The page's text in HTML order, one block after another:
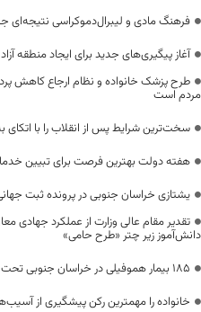
فرهنگ مادی و لیبرال‌دموکراسی نتیجه‌ای
آغاز پیگیری‌های جدید برای ایجاد منطقه
طرح پزشک خانواده و نظام ارجاع کاهش
مردم است
سخت‌ترین شرایط پس از انقلاب را با
هفته دولت بهترین فرصت برای تبیین
یشتازی خراسان جنوبی در پرونده ثبت
دانش‌آموز زیر چتر «طرح حامی»
۱۸۵ بیمار هموفیلی در خراسان جنوبی تحت پوشش خدمات بیمه سلامت قرار دارند
خانواده را مهمترین رکن پیشگیری از